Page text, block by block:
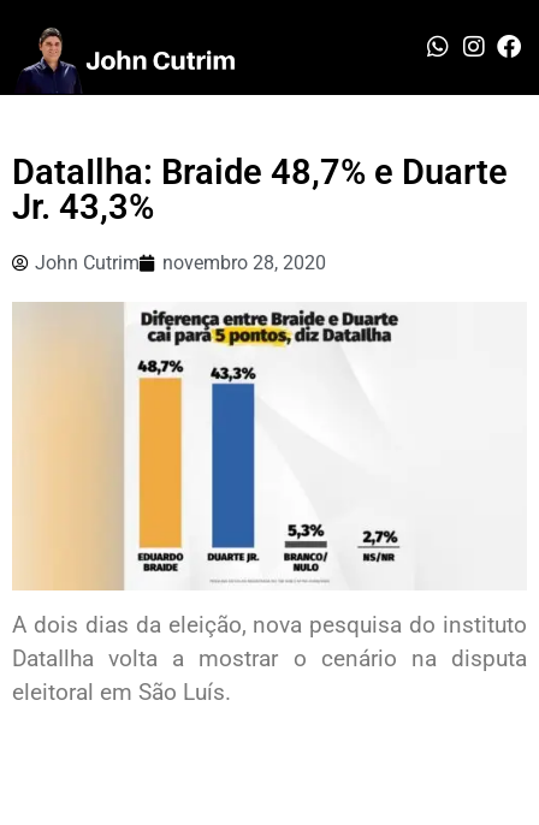
DataIlha: Braide 48,7% e Duarte
Jr. 43,3%
John Cutrim novembro 28, 2020
A dois dias da eleição, nova pesquisa do instituto
DataIlha volta a mostrar o cenário na disputa
eleitoral em São Luís.